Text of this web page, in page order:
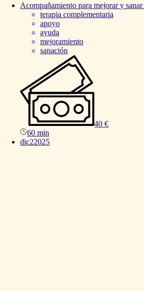
Acompañamiento para mejorar y sanar
terapia complementaria
apoyo
ayuda
mejoramiento
sanación
40 €
60 min
dic22025